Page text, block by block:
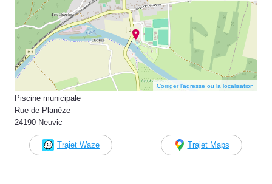
Corriger l’adresse ou la localisation
Piscine municipale
Rue de Planèze
24190 Neuvic
Trajet Waze Trajet Maps